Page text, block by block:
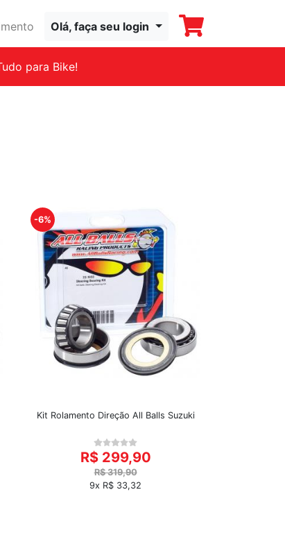
Olá, faça seu login
para Bike!
-6%
Kit Rolamento Direção All Balls Suzuki
R$ 299,90
R$ 319,90
9x R$ 33,32